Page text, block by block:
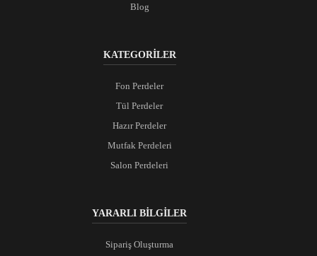
Blog
KATEGORİLER
Fon Perdeler
Tül Perdeler
Hazır Perdeler
Mutfak Perdeleri
Salon Perdeleri
YARARLI BİLGİLER
Sipariş Oluşturma